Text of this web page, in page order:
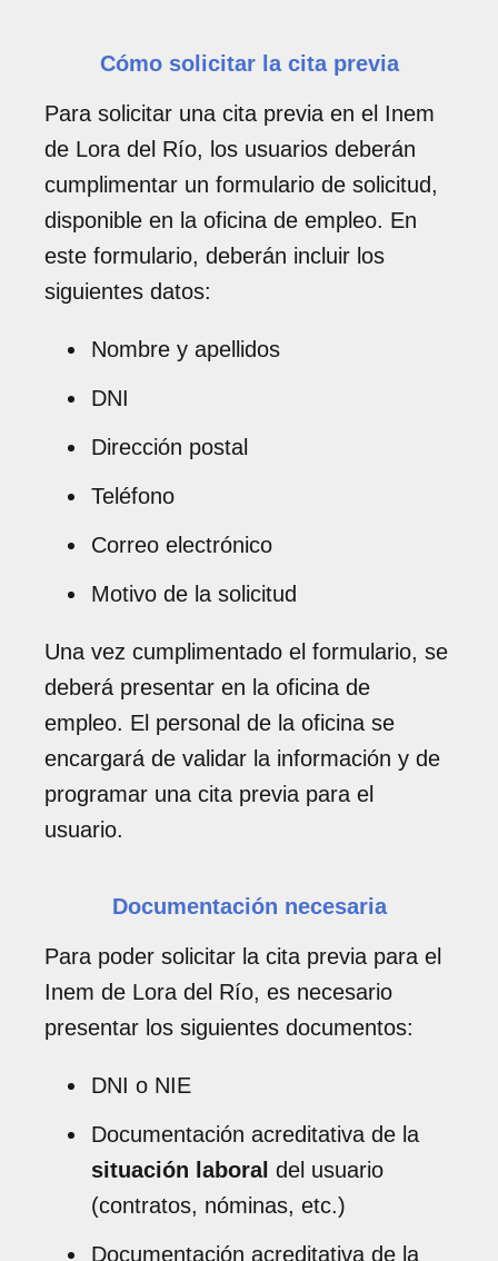
Cómo solicitar la cita previa
Para solicitar una cita previa en el Inem
de Lora del Río, los usuarios deberán
cumplimentar un formulario de solicitud,
disponible en la oficina de empleo. En
este formulario, deberán incluir los
siguientes datos:
Nombre y apellidos
DNI
Dirección postal
Teléfono
Correo electrónico
Motivo de la solicitud
Una vez cumplimentado el formulario, se
deberá presentar en la oficina de
empleo. El personal de la oficina se
encargará de validar la información y de
programar una cita previa para el
usuario.
Documentación necesaria
Para poder solicitar la cita previa para el
Inem de Lora del Río, es necesario
presentar los siguientes documentos:
DNI o NIE
Documentación acreditativa de la
situación laboral del usuario
(contratos, nóminas, etc.)
Documentación acreditativa de la